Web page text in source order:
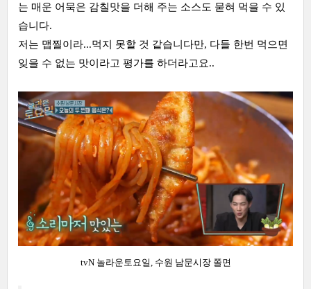
는 매운 어묵은 감칠맛을 더해 주는 소스도 묻혀 먹을 수 있
습니다.
저는 맵찔이라...먹지 못할 것 같습니다만, 다들 한번 먹으면
잊을 수 없는 맛이라고 평가를 하더라고요..
tvN 놀라운토요일, 수원 남문시장 쫄면